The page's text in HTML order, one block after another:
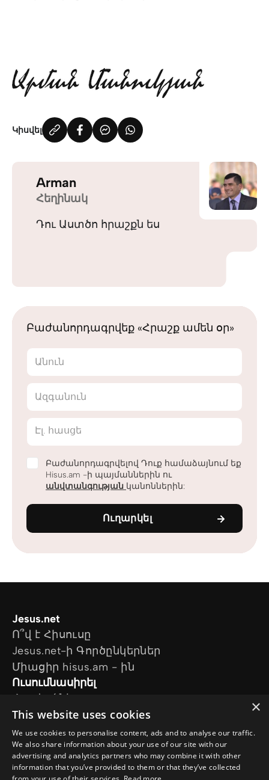
Կիսվել
Arman
Հեղինակ
Դու Աստծո հրաշքն ես
Բաժանորդագրվեք «Հրաշք ամեն օր»
Անուն
Ազգանուն
Էլ. հասցե
Բաժանորդագրվելով Դուք համաձայնում եք
Hisus.am -ի պայմաններին ու
անվտանգության կանոններին:
Ուղարկել
Jesus.net
Ո՞վ է Հիսուսը
Jesus.net-ի Գործընկերներ
Միացիր hisus.am - ին
Ուսումնասիրել
Հոդվածներ
Տեսանյութեր
Մեր նախագծերը
Ես հարց ունեմ
Հետևեք մեզ
×
This website uses cookies
We use cookies to personalise content, ads and to analyse our traffic.
We also share information about your use of our site with our
advertising and analytics partners who may combine it with other
information that you’ve provided to them or that they’ve collected